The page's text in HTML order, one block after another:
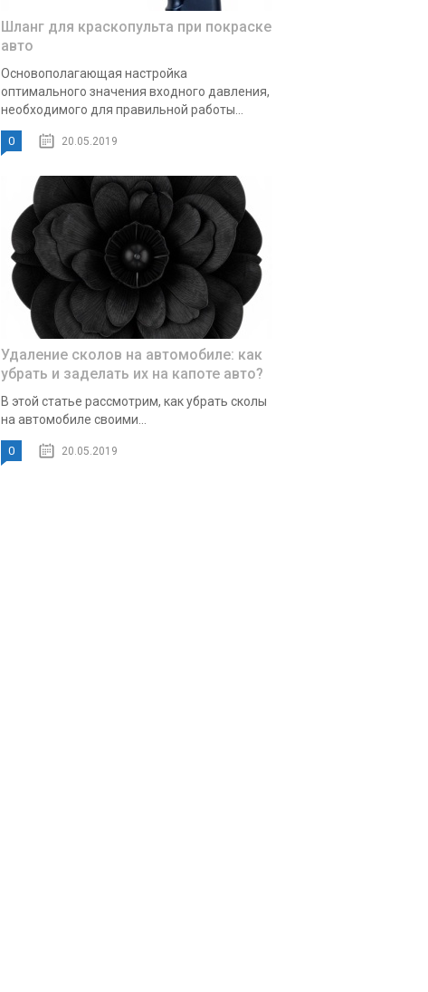
Шланг для краскопульта при покраске
авто
Основополагающая настройка
оптимального значения входного давления,
необходимого для правильной работы...
0 20.05.2019
Удаление сколов на автомобиле: как
убрать и заделать их на капоте авто?
В этой ста­тье рас­смот­рим, как убрать ско­лы
на авто­мо­би­ле сво­и­ми...
0 20.05.2019